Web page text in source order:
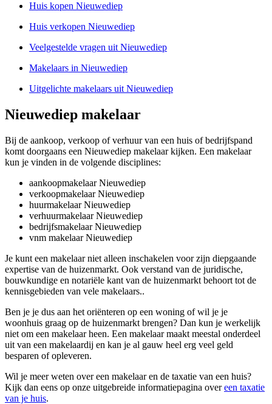
Huis kopen Nieuwediep
Huis verkopen Nieuwediep
Veelgestelde vragen uit Nieuwediep
Makelaars in Nieuwediep
Uitgelichte makelaars uit Nieuwediep
Nieuwediep makelaar
Bij de aankoop, verkoop of verhuur van een huis of bedrijfspand
komt doorgaans een Nieuwediep makelaar kijken. Een makelaar
kun je vinden in de volgende disciplines:
aankoopmakelaar Nieuwediep
verkoopmakelaar Nieuwediep
huurmakelaar Nieuwediep
verhuurmakelaar Nieuwediep
bedrijfsmakelaar Nieuwediep
vnm makelaar Nieuwediep
Je kunt een makelaar niet alleen inschakelen voor zijn diepgaande
expertise van de huizenmarkt. Ook verstand van de juridische,
bouwkundige en notariële kant van de huizenmarkt behoort tot de
kennisgebieden van vele makelaars..
Ben je je dus aan het oriënteren op een woning of wil je je
woonhuis graag op de huizenmarkt brengen? Dan kun je werkelijk
niet om een makelaar heen. Een makelaar maakt meestal onderdeel
uit van een makelaardij en kan je al gauw heel erg veel geld
besparen of opleveren.
Wil je meer weten over een makelaar en de taxatie van een huis?
Kijk dan eens op onze uitgebreide informatiepagina overeen taxatie
van je huis.